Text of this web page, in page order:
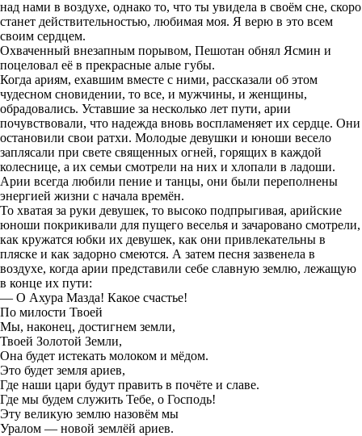
над нами в воздухе, однако то, что ты увидела в своём сне, скоро
станет действительностью, любимая моя. Я верю в это всем
своим сердцем.
Охваченный внезапным порывом, Пешотан обнял Ясмин и
поцеловал её в прекрасные алые губы.
Когда ариям, ехавшим вместе с ними, рассказали об этом
чудесном сновидении, то все, и мужчины, и женщины,
обрадовались. Уставшие за несколько лет пути, арии
почувствовали, что надежда вновь воспламеняет их сердце. Они
остановили свои ратхи. Молодые девушки и юноши весело
заплясали при свете священных огней, горящих в каждой
колеснице, а их семьи смотрели на них и хлопали в ладоши.
Арии всегда любили пение и танцы, они были переполнены
энергией жизни с начала времён.
То хватая за руки девушек, то высоко подпрыгивая, арийские
юноши покрикивали для пущего веселья и зачаровано смотрели,
как кружатся юбки их девушек, как они привлекательны в
пляске и как задорно смеются. А затем песня зазвенела в
воздухе, когда арии представили себе славную землю, лежащую
в конце их пути:
— О Ахура Мазда! Какое счастье!
По милости Твоей
Мы, наконец, достигнем земли,
Твоей Золотой Земли,
Она будет истекать молоком и мёдом.
Это будет земля ариев,
Где наши цари будут править в почёте и славе.
Где мы будем служить Тебе, о Господь!
Эту великую землю назовём мы
Уралом — новой землёй ариев.